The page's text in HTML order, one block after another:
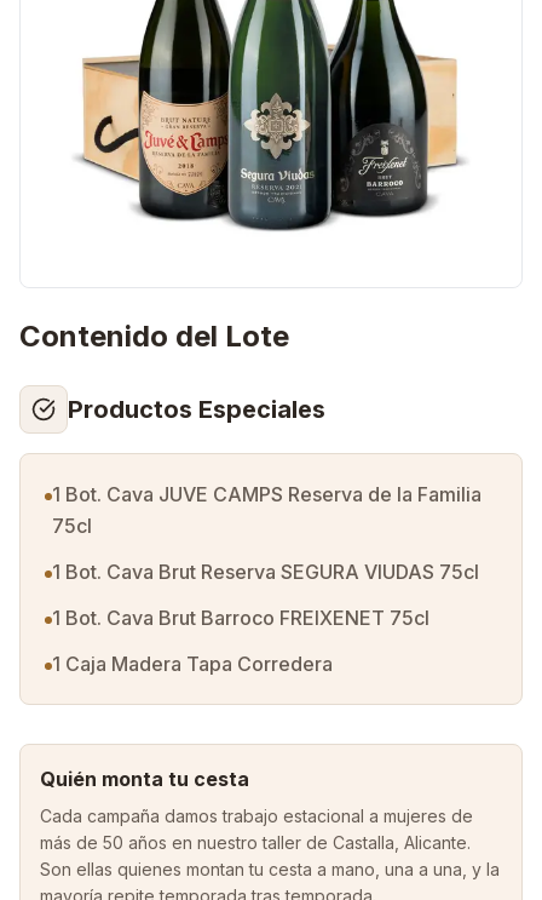
Contenido del Lote
Productos Especiales
1 Bot. Cava JUVE CAMPS Reserva de la Familia
75cl
1 Bot. Cava Brut Reserva SEGURA VIUDAS 75cl
1 Bot. Cava Brut Barroco FREIXENET 75cl
1 Caja Madera Tapa Corredera
Quién monta tu cesta
Cada campaña damos trabajo estacional a mujeres de
más de 50 años en nuestro taller de Castalla, Alicante.
Son ellas quienes montan tu cesta a mano, una a una, y la
mayoría repite temporada tras temporada.